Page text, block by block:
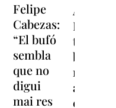
Felipe
Cabezas:
“El bufó
sembla
que no
digui
mai res
Abián
Díaz: “No
tinc una
bona
relació
amb la
comèdia”